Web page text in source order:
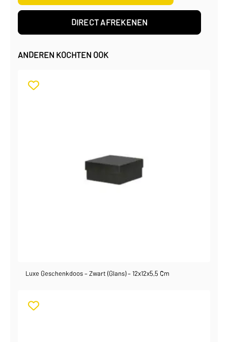
DIRECT AFREKENEN
ANDEREN KOCHTEN OOK
Luxe Geschenkdoos – Zwart (glans) – 12x12x5,5 Cm